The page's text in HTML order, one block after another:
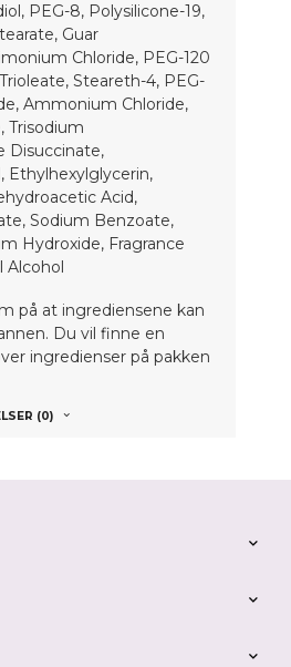
PEG-8, Polysilicone-19,
Guar
Chloride, PEG-120
Steareth-4, PEG-
Ammonium Chloride,
Trisodium
Disuccinate,
Ethylhexylglycerin,
Acid,
Sodium Benzoate,
Hydroxide, Fragrance
Alcohol
på at ingrediensene kan
Du vil finne en
ingredienser på pakken
(0)